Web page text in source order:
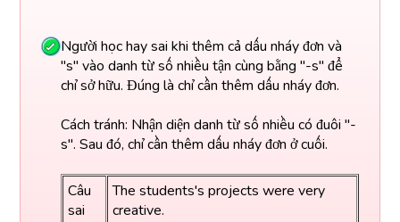
Người học hay sai khi thêm cả dấu nháy đơn và
"s" vào danh từ số nhiều tận cùng bằng "-s" để
chỉ sở hữu. Đúng là chỉ cần thêm dấu nháy đơn.
Cách tránh: Nhận diện danh từ số nhiều có đuôi "-
s". Sau đó, chỉ cần thêm dấu nháy đơn ở cuối.
Câu
sai
The students's projects were very
creative.